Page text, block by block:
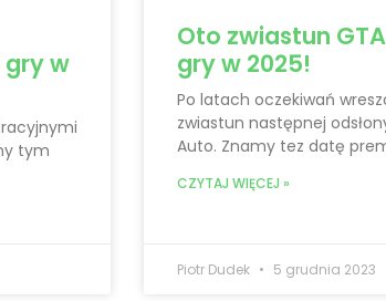
gry w
tym
Oto zwiastun
gry w 2025!
Po latach oczekiwań
zwiastun następnej
Auto. Znamy tez datę
CZYTAJ WIĘCEJ »
Piotr Dudek 5 grudnia 2023